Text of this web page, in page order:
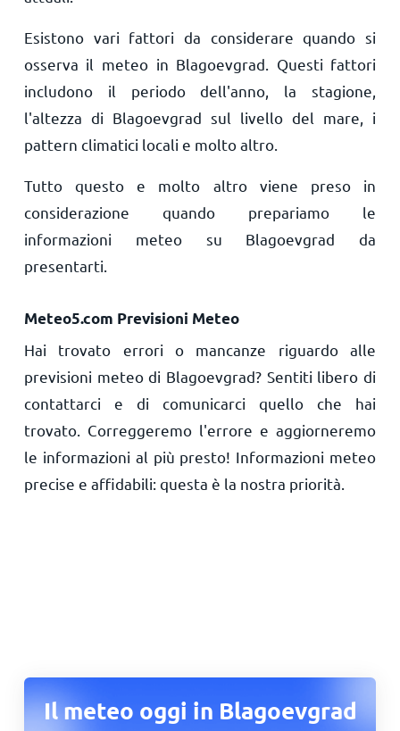
Esistono vari fattori da considerare quando si
osserva il meteo in Blagoevgrad. Questi fattori
includono il periodo dell'anno, la stagione,
l'altezza di Blagoevgrad sul livello del mare, i
pattern climatici locali e molto altro.
Tutto questo e molto altro viene preso in
considerazione quando prepariamo le
informazioni meteo su Blagoevgrad da
presentarti.
Meteo5.com Previsioni Meteo
Hai trovato errori o mancanze riguardo alle
previsioni meteo di Blagoevgrad? Sentiti libero di
contattarci e di comunicarci quello che hai
trovato. Correggeremo l'errore e aggiorneremo
le informazioni al più presto! Informazioni meteo
precise e affidabili: questa è la nostra priorità.
Il meteo oggi in Blagoevgrad